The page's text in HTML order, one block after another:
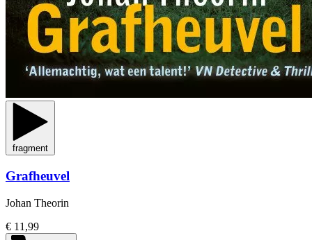
fragment
Grafheuvel
Johan Theorin
€ 11,99